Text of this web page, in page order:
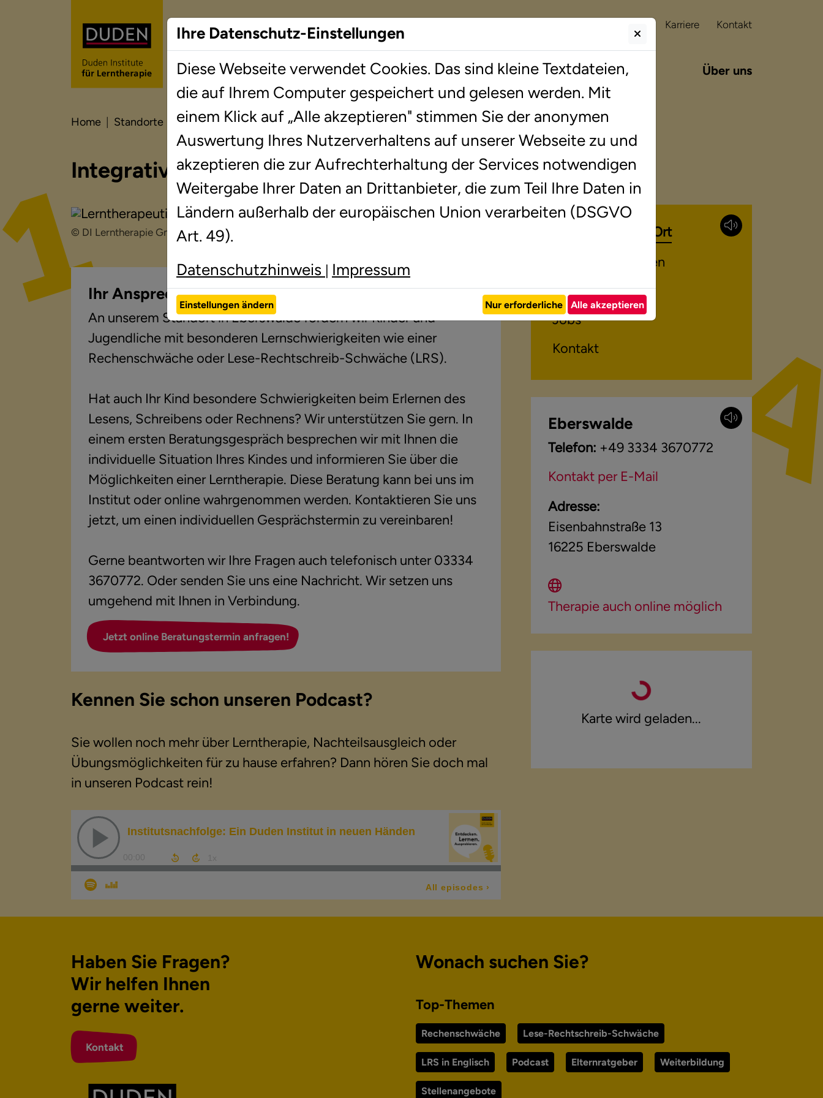
Karriere Kontakt
Lerntherapie Standorte Wissenswertes Blog Über uns
Home Standorte Brandenburg Eberswalde
Integrative Lerntherapie in Eberswalde
© DI Lerntherapie GmbH
Ihr Ansprechpartner in Eberswalde
An unserem Standort in Eberswalde fördern wir Kinder und
Jugendliche mit besonderen Lernschwierigkeiten wie einer
Rechenschwäche oder Lese-Rechtschreib-Schwäche (LRS).
Hat auch Ihr Kind besondere Schwierigkeiten beim Erlernen des
Lesens, Schreibens oder Rechnens? Wir unterstützen Sie gern. In
einem ersten Beratungsgespräch besprechen wir mit Ihnen die
individuelle Situation Ihres Kindes und informieren Sie über die
Möglichkeiten einer Lerntherapie. Diese Beratung kann bei uns im
Institut oder online wahrgenommen werden. Kontaktieren Sie uns
jetzt, um einen individuellen Gesprächstermin zu vereinbaren!
Gerne beantworten wir Ihre Fragen auch telefonisch unter 03334
3670772. Oder senden Sie uns eine Nachricht. Wir setzen uns
umgehend mit Ihnen in Verbindung.
Jetzt online Beratungstermin anfragen!
Kennen Sie schon unseren Podcast?
Sie wollen noch mehr über Lerntherapie, Nachteilsausgleich oder
Übungsmöglichkeiten für zu hause erfahren? Dann hören Sie doch mal
in unseren Podcast rein!
Lerntherapie vor Ort
Ansprechpersonen
Veranstaltungen
Jobs
Kontakt
Eberswalde
Telefon: +49 3334 3670772
Kontakt per E-Mail
Adresse:
Eisenbahnstraße 13
16225 Eberswalde
Karte wird geladen...
Haben Sie Fragen?
Wir helfen Ihnen
gerne weiter.
Kontakt
Wonach suchen Sie?
Top-Themen
Rechenschwäche Lese-Rechtschreib-Schwäche
LRS in Englisch Podcast Elternratgeber Weiterbildung
Stellenangebote
Ihre Datenschutz-Einstellungen
Diese Webseite verwendet Cookies. Das sind kleine Textdateien,
die auf Ihrem Computer gespeichert und gelesen werden. Mit
einem Klick auf „Alle akzeptieren" stimmen Sie der anonymen
Auswertung Ihres Nutzerverhaltens auf unserer Webseite zu und
akzeptieren die zur Aufrechterhaltung der Services notwendigen
Weitergabe Ihrer Daten an Drittanbieter, die zum Teil Ihre Daten in
Ländern außerhalb der europäischen Union verarbeiten (DSGVO
Art. 49).
Datenschutzhinweis
Impressum
Einstellungen ändern Nur erforderliche Alle akzeptieren